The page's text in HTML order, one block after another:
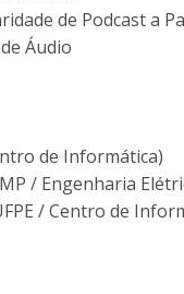
de Podcast a
Áudio
de Informática)
/ Engenharia
/ Centro de